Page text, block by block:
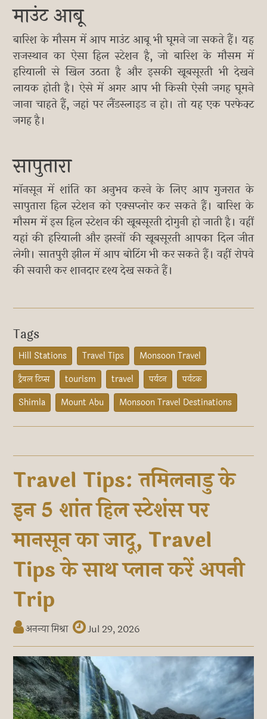
माउंट आबू
बारिश के मौसम में आप माउंट आबू भी घूमने जा सकते हैं। यह
राजस्थान का ऐसा हिल स्टेशन है, जो बारिश के मौसम में
हरियाली से खिल उठता है और इसकी खूबसूरती भी देखने
लायक होती है। ऐसे में अगर आप भी किसी ऐसी जगह घूमने
जाना चाहते हैं, जहां पर लैंडस्लाइड न हो। तो यह एक परफेक्ट
जगह है।
सापुतारा
मॉनसून में शांति का अनुभव करने के लिए आप गुजरात के
सापुतारा हिल स्टेशन को एक्सप्लोर कर सकते हैं। बारिश के
मौसम में इस हिल स्टेशन की खूबसूरती दोगुनी हो जाती है। वहीं
यहां की हरियाली और झरनों की खूबसूरती आपका दिल जीत
लेगी। सातपुरी झील में आप बोटिंग भी कर सकते हैं। वहीं रोपवे
की सवारी कर शानदार दृश्य देख सकते हैं।
Tags
Hill Stations Travel Tips
Monsoon Travel
ट्रैवल टिप्स
tourism travel पर्यटन
पर्यटक
Shimla
Mount Abu Monsoon Travel Destinations
Travel Tips: तमिलनाडु के
इन 5 शांत हिल स्टेशंस पर
मानसून का जादू, Travel
Tips के साथ प्लान करें अपनी
Trip
अनन्या मिश्रा Jul 29, 2026